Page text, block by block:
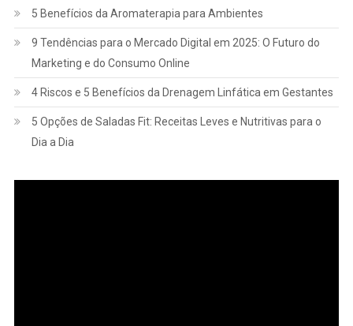
5 Benefícios da Aromaterapia para Ambientes
9 Tendências para o Mercado Digital em 2025: O Futuro do
Marketing e do Consumo Online
4 Riscos e 5 Benefícios da Drenagem Linfática em Gestantes
5 Opções de Saladas Fit: Receitas Leves e Nutritivas para o
Dia a Dia